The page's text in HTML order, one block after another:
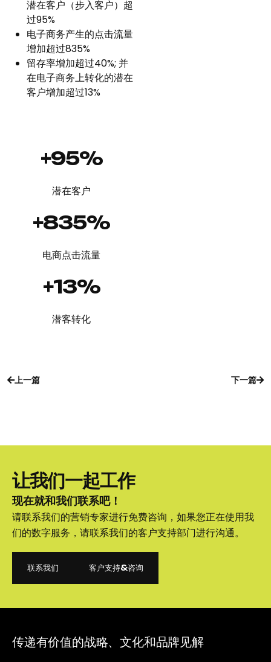
潜在客户（步入客户）超
过95%
电子商务产生的点击流量
增加超过835%
留存率增加超过40%; 并
在电子商务上转化的潜在
客户增加超过13%
+95%
潜在客户
+835%
电商点击流量
+13%
潜客转化
上一篇
下一篇
让我们一起工作
现在就和我们联系吧！
请联系我们的营销专家进行免费咨询，如果您正在使用我
们的数字服务，请联系我们的客户支持部门进行沟通。
联系我们
客户支持&咨询
传递有价值的战略、文化和品牌见解